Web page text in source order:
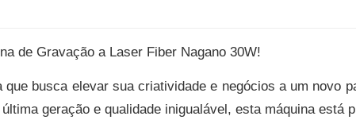
de Gravação a Laser Fiber Nagano 30W!
busca elevar sua criatividade e negócios a um novo
geração e qualidade inigualável, esta máquina está